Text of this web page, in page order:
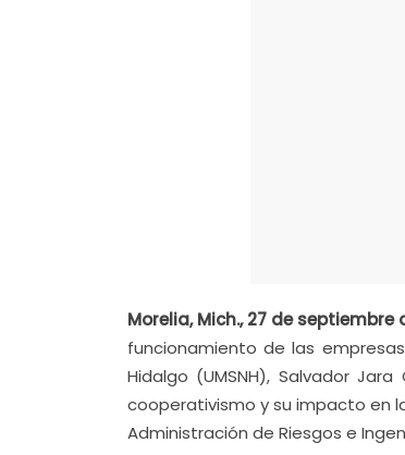
Morelia, Mich., 27 de septiembre
funcionamiento de las
Hidalgo (UMSNH), Salvador
cooperativismo y su impacto en
Administración de Riesgos e